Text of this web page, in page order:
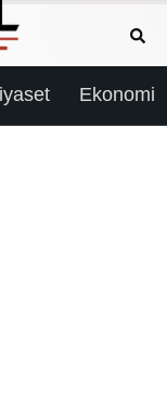
Ekonomi